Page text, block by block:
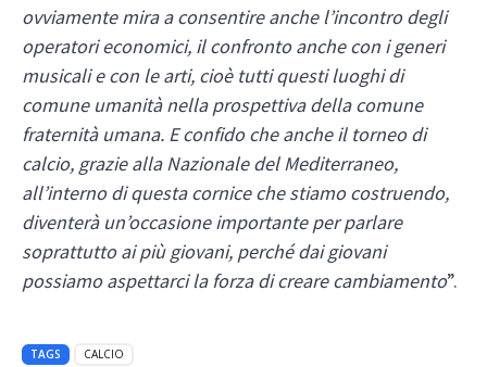
ovviamente mira a consentire anche l’incontro degli
operatori economici, il confronto anche con i generi
musicali e con le arti, cioè tutti questi luoghi di
comune umanità nella prospettiva della comune
fraternità umana. E confido che anche il torneo di
calcio, grazie alla Nazionale del Mediterraneo,
all’interno di questa cornice che stiamo costruendo,
diventerà un’occasione importante per parlare
soprattutto ai più giovani, perché dai giovani
possiamo aspettarci la forza di creare cambiamento”.
TAGS CALCIO